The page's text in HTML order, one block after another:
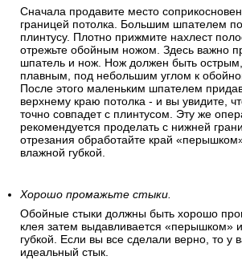
Сначала продавите место
границей потолка. Большим шпателем
плинтусу. Плотно прижмите нахлест
отрежьте обойным ножом. Здесь важно
шпатель и нож. Нож должен быть
плавным, под небольшим углом к
После этого маленьким шпателем
верхнему краю потолка - и вы увидите,
точно совпадет с плинтусом. Эту же
рекомендуется проделать с нижней
отрезания обработайте край
влажной губкой.
Хорошо промажьте стыки.
Обойные стыки должны быть хорошо
клея затем выдавливается «перышком»
губкой. Если вы все сделали верно, то у
идеальный стык.